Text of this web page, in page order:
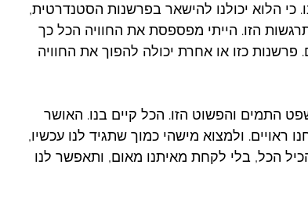
הלוא יכולנו להישאר בפרשנות הסטנדרטית,
הזו. הייתי מפספסת את החוויה הכל כך
פרשנות כזו או אחרת יכולה להפוך את החוויה
התמים והפשוט הזו. הכל קיים בנו. האושר
ראויים. ולמצוא מישהי כמוך שתגיד לנו עכשיו,
הכל, בלי לקחת מאיתנו מאום, ותאפשר לנו